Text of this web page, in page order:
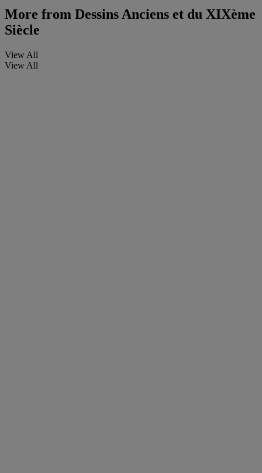
More from Dessins Anciens et du XIXème
Siècle
View All
View All